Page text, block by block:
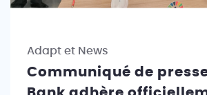
Adapt et News
Communiqué de